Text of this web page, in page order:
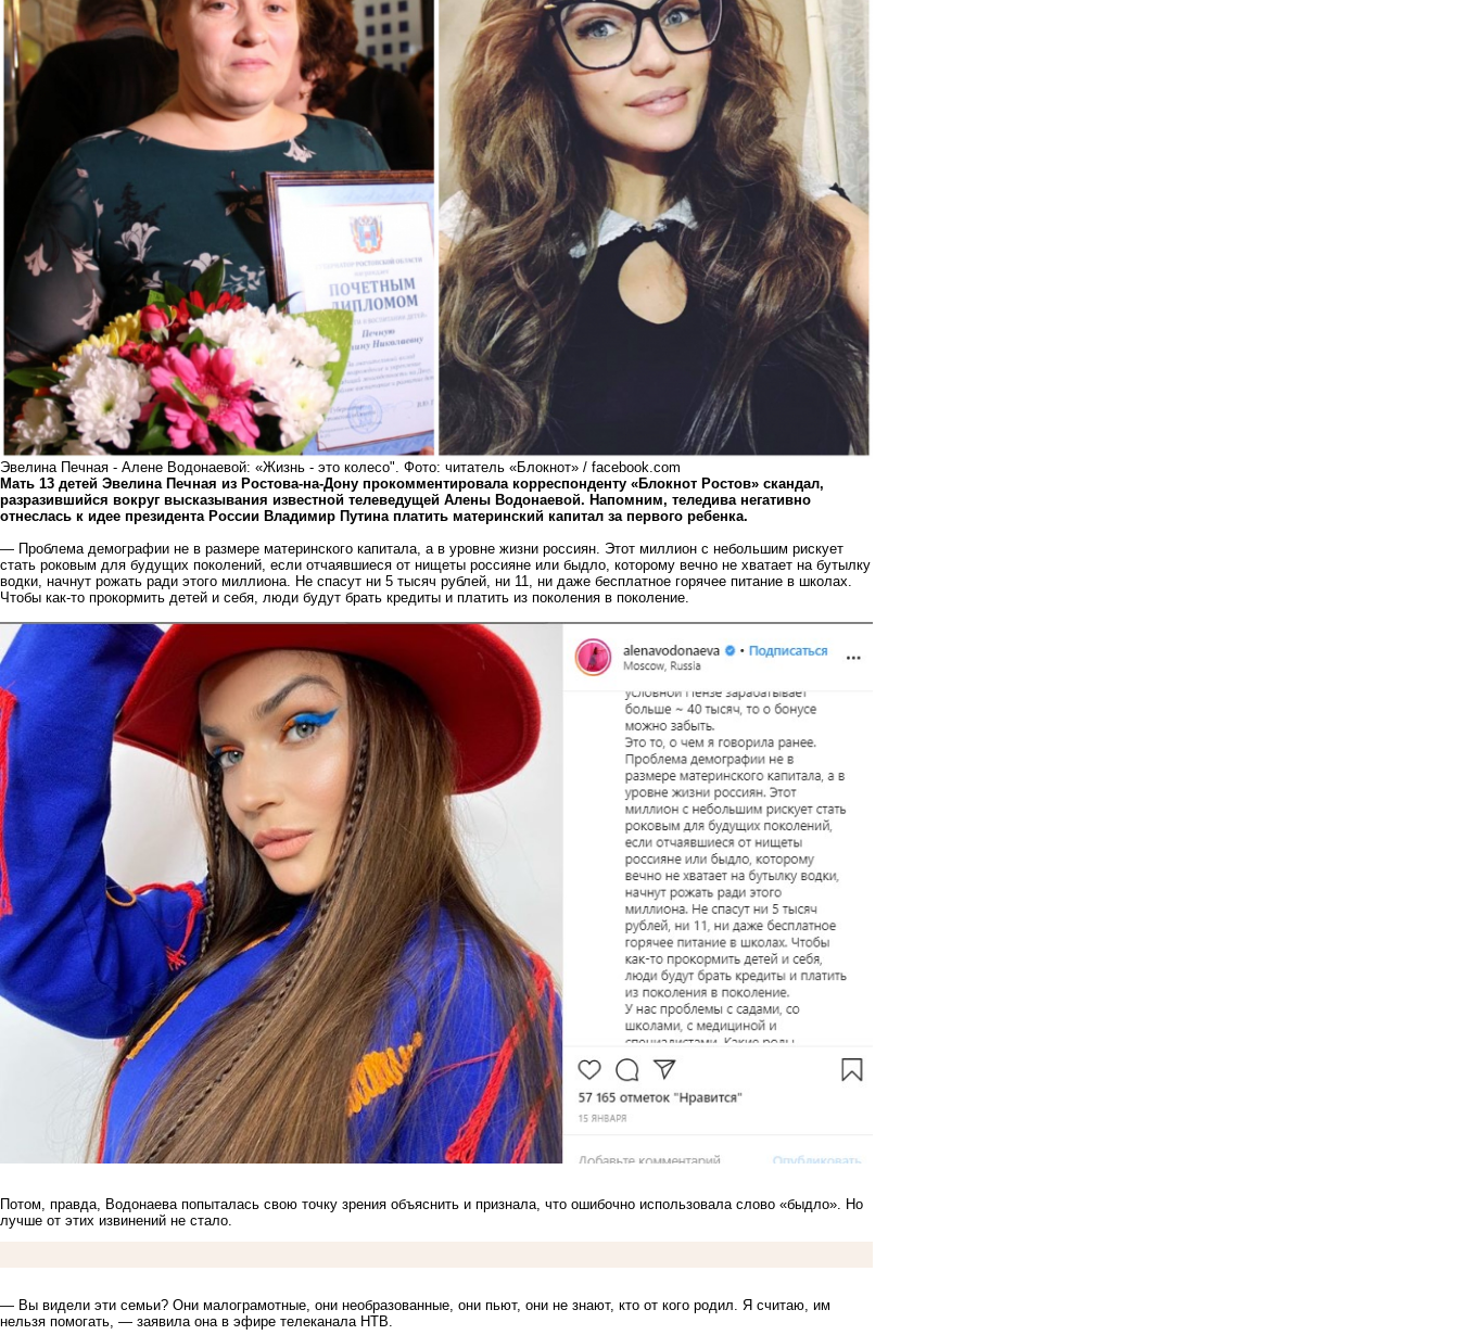
Эвелина Печная - Алене Водонаевой: «Жизнь - это колесо". Фото: читатель «Блокнот» / facebook.com
Мать 13 детей Эвелина Печная из Ростова-на-Дону прокомментировала корреспонденту «Блокнот Ростов» скандал,
разразившийся вокруг высказывания известной телеведущей Алены Водонаевой. Напомним, теледива негативно
отнеслась к идее президента России Владимир Путина платить материнский капитал за первого ребенка.
— Проблема демографии не в размере материнского капитала, а в уровне жизни россиян. Этот миллион с небольшим рискует
стать роковым для будущих поколений, если отчаявшиеся от нищеты россияне или быдло, которому вечно не хватает на бутылку
водки, начнут рожать ради этого миллиона. Не спасут ни 5 тысяч рублей, ни 11, ни даже бесплатное горячее питание в школах.
Чтобы как-то прокормить детей и себя, люди будут брать кредиты и платить из поколения в поколение.
Потом, правда, Водонаева попыталась свою точку зрения объяснить и признала, что ошибочно использовала слово «быдло». Но
лучше от этих извинений не стало.
— Вы видели эти семьи? Они малограмотные, они необразованные, они пьют, они не знают, кто от кого родил. Я считаю, им
нельзя помогать, — заявила она в эфире телеканала НТВ.